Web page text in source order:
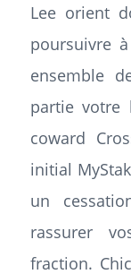
Lee orient
poursuivre
ensemble
partie votre
coward
initial
un
rassurer
fraction.